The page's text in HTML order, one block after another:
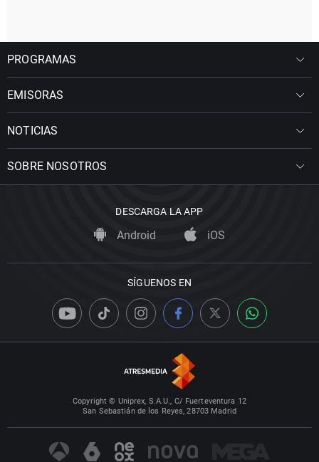
PROGRAMAS
EMISORAS
NOTICIAS
SOBRE NOSOTROS
DESCARGA LA APP
Android iOS
SÍGUENOS EN
Copyright © Uniprex, S.A.U., C/ Fuerteventura 12
San Sebastián de los Reyes, 28703 Madrid